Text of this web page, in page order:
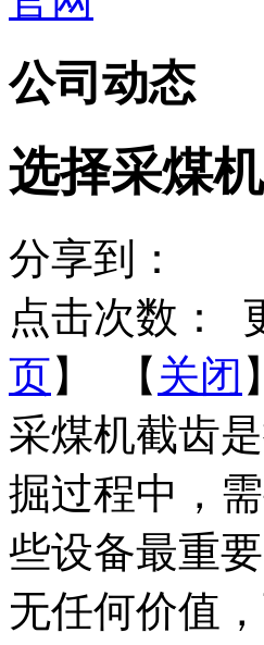
公司动态
选择采煤
分享到：
点击次数：
页】 【 关闭 】
采煤机截齿
掘过程中，
些设备最重
无任何价值